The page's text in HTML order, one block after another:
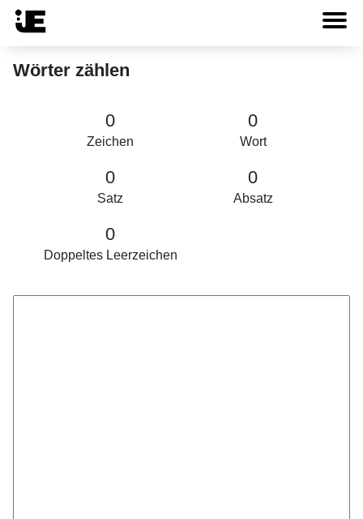
Wörter zählen
0
Zeichen
0
Wort
0
Satz
0
Absatz
0
Doppeltes Leerzeichen